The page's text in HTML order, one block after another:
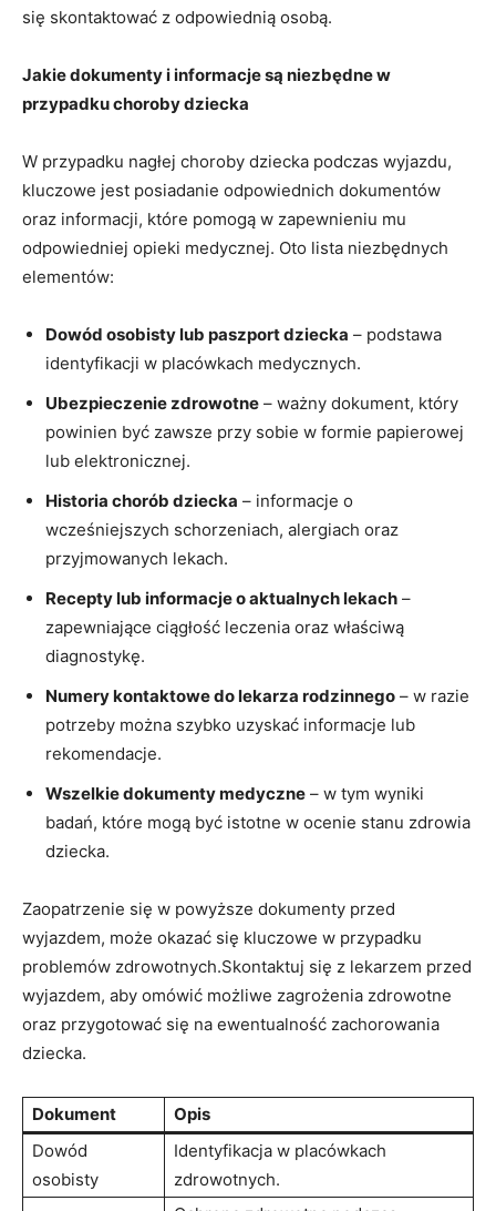
się skontaktować z odpowiednią osobą.
Jakie⁤ dokumenty ⁢i informacje są niezbędne w
przypadku‍ choroby dziecka
W przypadku nagłej choroby dziecka podczas wyjazdu,
kluczowe ​jest posiadanie odpowiednich dokumentów
oraz informacji, które pomogą ‌w zapewnieniu mu
odpowiedniej ⁣opieki ‌medycznej. Oto lista‌ niezbędnych⁢
elementów:
Dowód osobisty ‍lub paszport dziecka – podstawa
identyfikacji w placówkach medycznych.
Ubezpieczenie zdrowotne – ważny dokument, który‌
powinien⁣ być zawsze przy sobie w⁣ formie papierowej
lub elektronicznej.
Historia ‌chorób ​dziecka – informacje o
wcześniejszych‍ schorzeniach, alergiach oraz
przyjmowanych ‌lekach.
Recepty ⁤lub informacje o aktualnych‌ lekach –
zapewniające ciągłość leczenia oraz⁤ właściwą
diagnostykę.
Numery kontaktowe do lekarza rodzinnego – w razie
potrzeby można szybko uzyskać informacje lub⁤
rekomendacje.
Wszelkie ‍dokumenty medyczne – w tym wyniki
badań, które mogą być istotne ⁣w ocenie stanu zdrowia
dziecka.
Zaopatrzenie się w powyższe dokumenty przed
wyjazdem, ​może okazać się kluczowe w przypadku
problemów zdrowotnych.Skontaktuj ⁣się z lekarzem przed
wyjazdem, aby omówić możliwe zagrożenia zdrowotne
oraz przygotować⁤ się na ewentualność zachorowania
dziecka.
Dokument
Opis
Dowód
osobisty
Identyfikacja w‍ placówkach⁣
zdrowotnych.